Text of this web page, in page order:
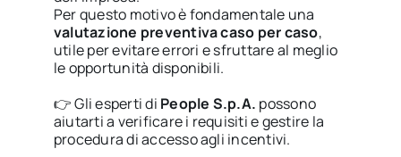
Per questo motivo è fondamentale una
valutazione preventiva caso per caso,
utile per evitare errori e sfruttare al meglio
le opportunità disponibili.
👉 Gli esperti di People S.p.A. possono
aiutarti a verificare i requisiti e gestire la
procedura di accesso agli incentivi.